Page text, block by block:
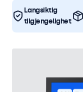
Langsiktig
tilgjengelighet